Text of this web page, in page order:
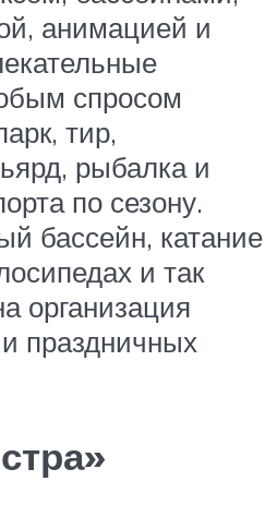
анимацией и
спросом
тир,
рыбалка и
по сезону.
бассейн, катание
и так
организация
праздничных